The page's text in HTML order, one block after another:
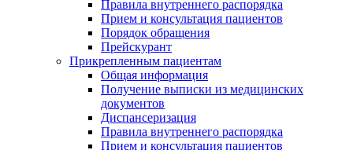
Правила внутреннего распорядка
Прием и консультация пациентов
Порядок обращения
Прейскурант
Прикрепленным пациентам
Общая информация
Получение выписки из медицинских
документов
Диспансеризация
Правила внутреннего распорядка
Прием и консультация пациентов